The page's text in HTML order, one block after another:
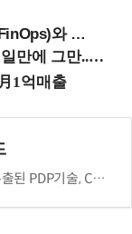
(8/21 잠실역)
PDP라인 심의 진행 상황